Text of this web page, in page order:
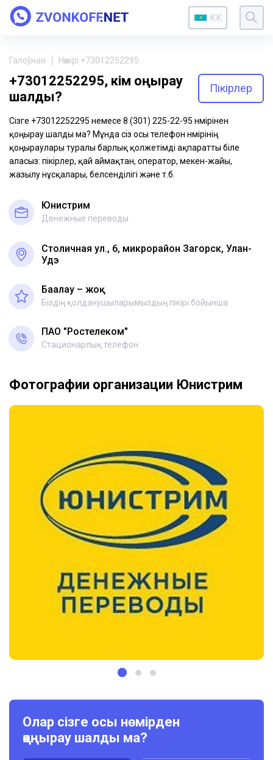
KK
Галоўная Нөмірі +73012252295
+73012252295, кім қоңырау
шалды?
Пікірлер
Сізге +73012252295 немесе 8 (301) 225-22-95 нөмірінен
қоңырау шалды ма? Мұнда сіз осы телефон нөмірінің
қоңыраулары туралы барлық қолжетімді ақпаратты біле
аласыз: пікірлер, қай аймақтан, оператор, мекен-жайы,
жазылу нұсқалары, белсенділігі және т.б.
Юнистрим
Денежные переводы
Столичная ул., 6, микрорайон Загорск, Улан-
Удэ
Бағалау – жоқ
Біздің қолданушыларымыздың пікірі бойынша
ПАО "Ростелеком"
Стационарлық телефон
Фотографии организации Юнистрим
Олар сізге осы нөмірден
қоңырау шалды ма?